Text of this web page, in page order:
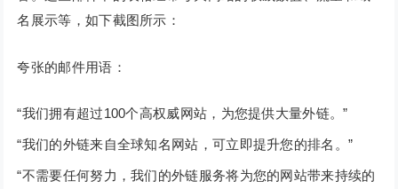
名展示等，如下截图所示：
夸张的邮件用语：
“我们拥有超过100个高权威网站，为您提供大量外链。”
“我们的外链来自全球知名网站，可立即提升您的排名。”
“不需要任何努力，我们的外链服务将为您的网站带来持续的